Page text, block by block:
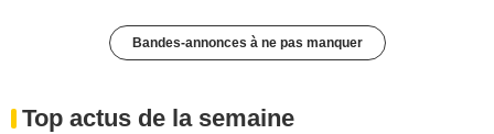
Bandes-annonces à ne pas manquer
Top actus de la semaine